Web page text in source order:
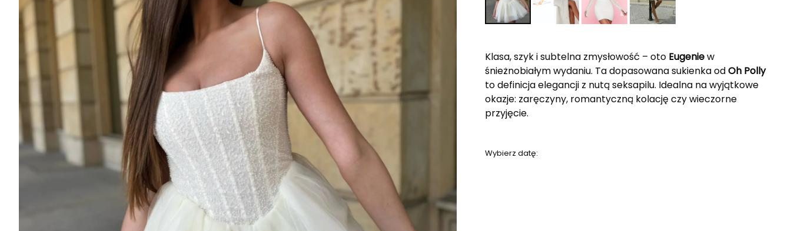
Klasa, szyk i subtelna zmysłowość – oto Eugeniew
śnieżnobiałym wydaniu. Ta dopasowana sukienka odOh Polly
to definicja elegancji z nutą seksapilu. Idealna na wyjątkowe
okazje: zaręczyny, romantyczną kolację czy wieczorne
przyjęcie.
Wybierz datę: